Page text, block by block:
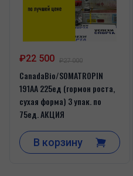
₽22 500 ₽27 000
CanadaBio/SOMATROPIN
191AA 225ед (гормон роста,
сухая форма) 3 упак. по
75ед. АКЦИЯ
В корзину